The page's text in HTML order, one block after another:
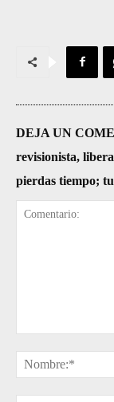
DEJA UN
revisionista,
pierdas tiempo;